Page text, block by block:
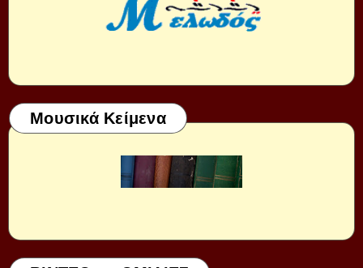
Μουσικά Κείμενα